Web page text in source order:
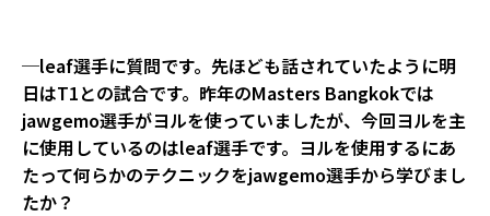
─leaf選手に質問です。先ほども話されていたように明
日はT1との試合です。昨年のMasters Bangkokでは
jawgemo選手がヨルを使っていましたが、今回ヨルを主
に使用しているのはleaf選手です。ヨルを使用するにあ
たって何らかのテクニックをjawgemo選手から学びまし
たか？